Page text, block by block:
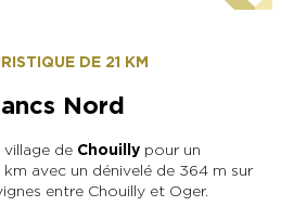
DE 21 KM
Nord
village de Chouilly pour un
km avec un dénivelé de 364 m sur
entre Chouilly et Oger.